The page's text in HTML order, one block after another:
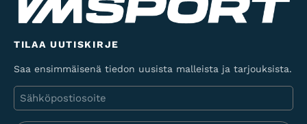
TILAA UUTISKIRJE
Saa ensimmäisenä tiedon uusista malleista ja tarjouksista.
Sähköposti